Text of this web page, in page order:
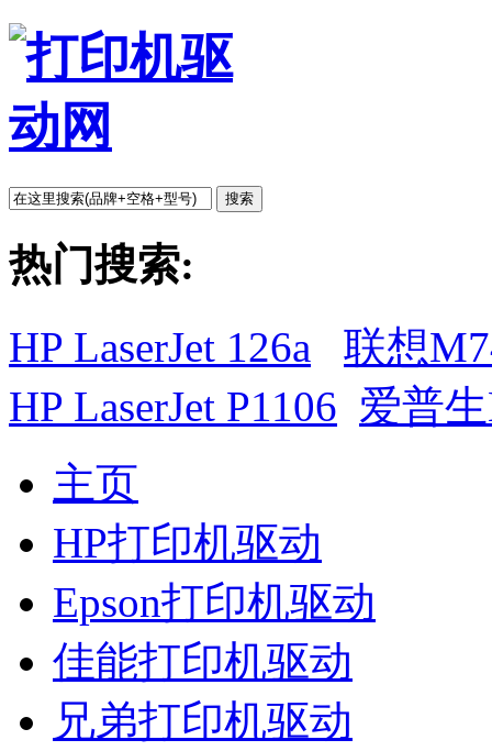
搜索
热门搜索:
HP LaserJet 126a
联想
HP LaserJet P1106 爱普
主页
HP打印机驱动
Epson打印机驱动
佳能打印机驱动
兄弟打印机驱动